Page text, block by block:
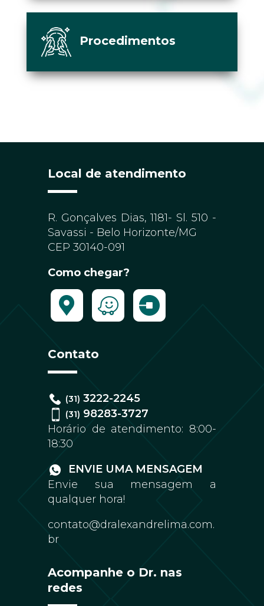
Procedimentos
Local de atendimento
R. Gonçalves Dias, 1181- Sl. 510 -
Savassi - Belo Horizonte/MG
CEP 30140-091
Como chegar?
Contato
(31) 3222-2245
(31) 98283-3727
Horário de atendimento: 8:00-
18:30
ENVIE UMA MENSAGEM
Envie sua mensagem a
qualquer hora!
contato@dralexandrelima.com.
br
Acompanhe o Dr. nas
redes